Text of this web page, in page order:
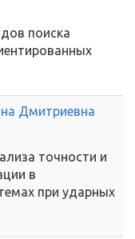
поиска
Дмитриевна
точности и
в
при ударных